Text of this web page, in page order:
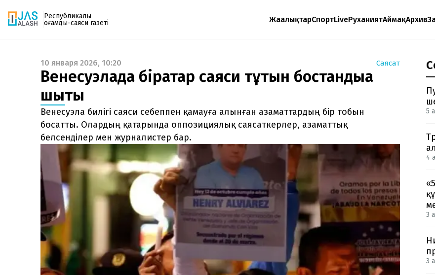
Республикалық
қоғамдық-саяси газеті
ЖаңалықтарСпортLiveРуханиятАймақАрхив
Газетке жазылу
PDF форматтағы газетті ай сайын электронды
поштаңызға алып отырыңыз. Жаңа нөмір
шыққан сәтте сізге бірден жіберіледі. Тек email
енгізіңіз, біз қалғанын өзіміз жібереміз.
10 января 2026, 10:20 Саясат
Венесуэлада бірқатар саяси тұтқын бостандыққа
шықты
Венесуэла билігі саяси себеппен қамауға алынған азаматтардың бір тобын
босатты. Олардың қатарында оппозициялық саясаткерлер, азаматтық
белсенділер мен журналистер бар.
5
4
3
3